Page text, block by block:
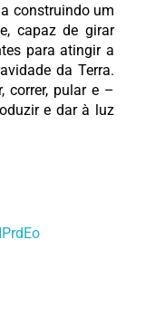
construindo um
capaz de girar
para atingir a
da Terra.
correr, pular e –
e dar à luz